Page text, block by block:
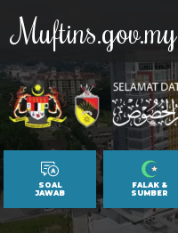
Muftins.gov.my
SOAL
JAWAB
FALAK &
SUMBER